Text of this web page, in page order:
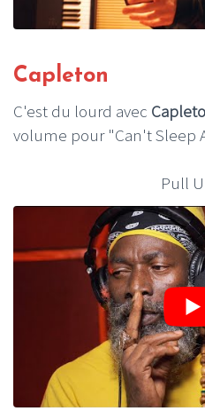
Capleton
C'est du lourd avec
volume pour "Can't Sleep
Pull